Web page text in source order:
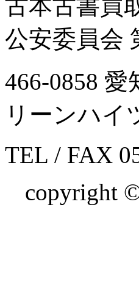
古本古書
公安委員会
466-0858
リーンハイ
TEL / FAX
copyright